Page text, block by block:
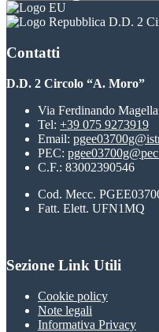
D.D. 2
Contatti
D.D. 2 Circolo “A. Moro”
Via Ferdinando
Tel: +39 075 9273919
Email:
PEC:
C.F.: 83002390546
Cod. Mecc.
Fatt. Elett. UFN1MQ
Sezione Link Utili
Cookie policy
Note legali
Informativa Privacy